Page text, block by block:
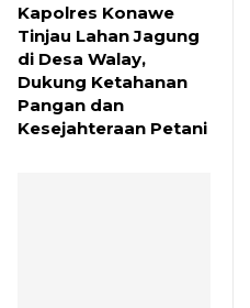
Kapolres Konawe
Tinjau Lahan Jagung
di Desa Walay,
Dukung Ketahanan
Pangan dan
Kesejahteraan Petani